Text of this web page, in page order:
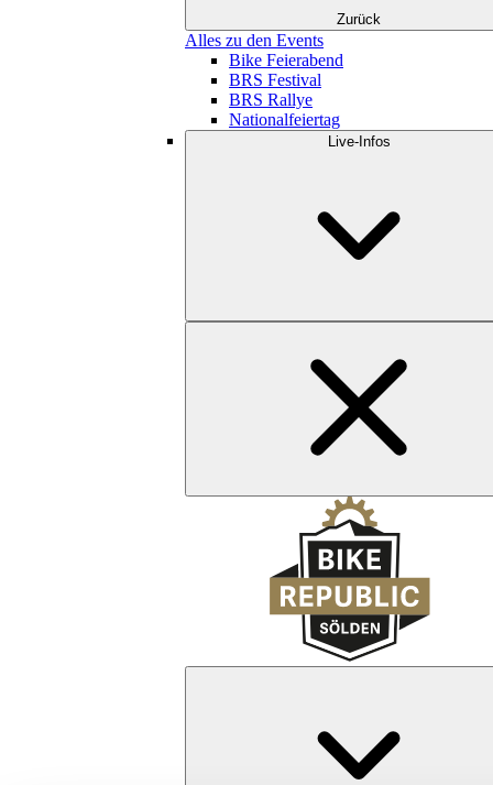
Zurück
Alles zu den Events
Bike Feierabend
BRS Festival
BRS Rallye
Nationalfeiertag
Live-Infos